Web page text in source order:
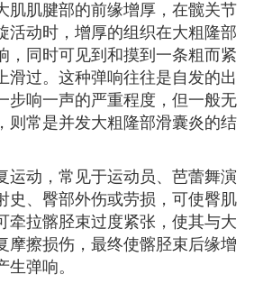
肌肌腱部的前缘增厚，在髋关节
活动时，增厚的组织在大粗隆部
，同时可见到和摸到一条粗而紧
滑过。这种弹响往往是自发的出
步响一声的严重程度，但一般无
则常是并发大粗隆部滑囊炎的结
运动，常见于运动员、芭蕾舞演
史、臀部外伤或劳损，可使臀肌
牵拉髂胫束过度紧张，使其与大
摩擦损伤，最终使髂胫束后缘增
弹响。